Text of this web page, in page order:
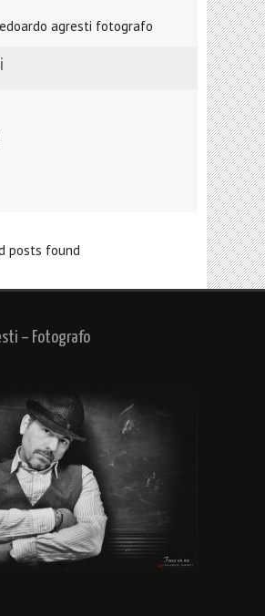
agresti fotografo
posts found
– Fotografo